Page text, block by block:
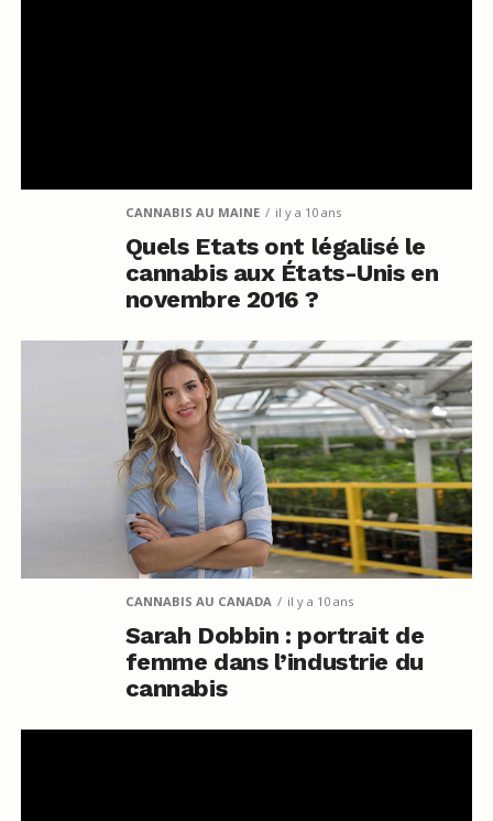
CANNABIS AU MAINE il y a 10 ans
Quels Etats ont légalisé le
cannabis aux États-Unis en
novembre 2016 ?
CANNABIS AU CANADA il y a 10 ans
Sarah Dobbin : portrait de
femme dans l’industrie du
cannabis